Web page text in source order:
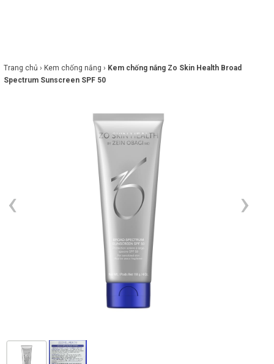
FEATURED BRAND
Trang chủ › Kem chống nắng › Kem chống nắng Zo Skin Health Broad
Spectrum Sunscreen SPF 50